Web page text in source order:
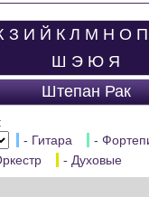
З И Й К Л М Н О П
Ш Э Ю Я
Штепан Рак
- Гитара
-
- Духовые